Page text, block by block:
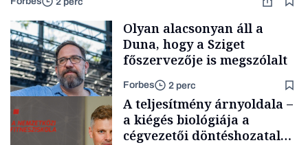
Olyan alacsonyan áll a
Duna, hogy a Sziget
főszervezője is megszólalt
Forbes 2 perc
A teljesítmény árnyoldala –
a kiégés biológiája a
cégvezetői döntéshozatal